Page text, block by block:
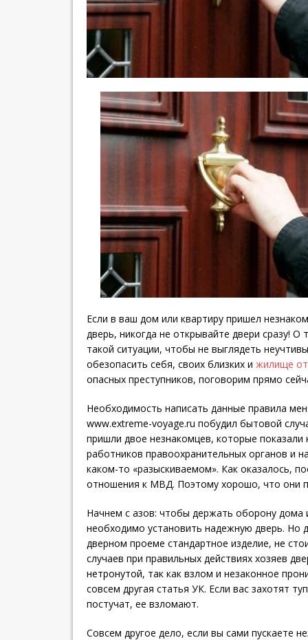
Если в ваш дом или квартиру пришел
дверь, никогда не открывайте двери сразу! О
такой ситуации, чтобы не выглядеть
обезопасить себя, своих близких и жилище
опасных преступников, поговорим прямо
Необходимость написать данные правила
www.extreme-voyage.ru побудил бытовой
пришли двое незнакомцев, которые показали
работников правоохранительных органов и
каком-то «разыскиваемом». Как оказалось,
отношения к МВД. Поэтому хорошо, что они
Начнем с азов: чтобы держать оборону дома
необходимо установить надежную дверь. Но
дверном проеме стандартное изделие, не
случаев при правильных действиях хозяев
нетронутой, так как взлом и незаконное
совсем другая статья УК. Если вас захотят
постучат, ее взломают.
Совсем другое дело, если вы сами пускаете